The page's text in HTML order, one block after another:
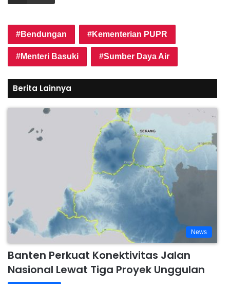
Bendungan Kementerian PUPR
Menteri Basuki Sumber Daya Air
Berita Lainnya
News
Banten Perkuat Konektivitas Jalan
Nasional Lewat Tiga Proyek Unggulan